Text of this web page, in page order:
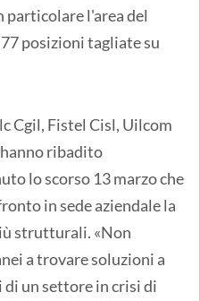
particolare l'area del
posizioni tagliate su
Cgil, Fistel Cisl, Uilcom
ribadito
lo scorso 13 marzo che
in sede aziendale la
strutturali. «Non
a trovare soluzioni a
un settore in crisi di